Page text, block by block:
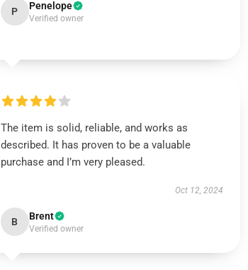
P Penelope
Verified owner
The item is solid, reliable, and works as
described. It has proven to be a valuable
purchase and I’m very pleased.
Oct 12, 2024
B Brent
Verified owner